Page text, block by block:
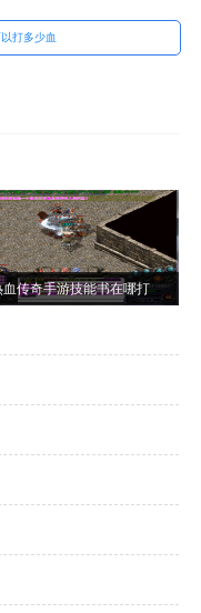
打多少血
血传奇手游技能书在哪打